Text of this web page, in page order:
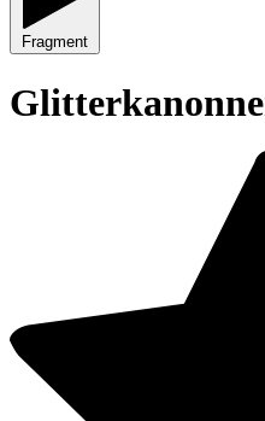
Fragment